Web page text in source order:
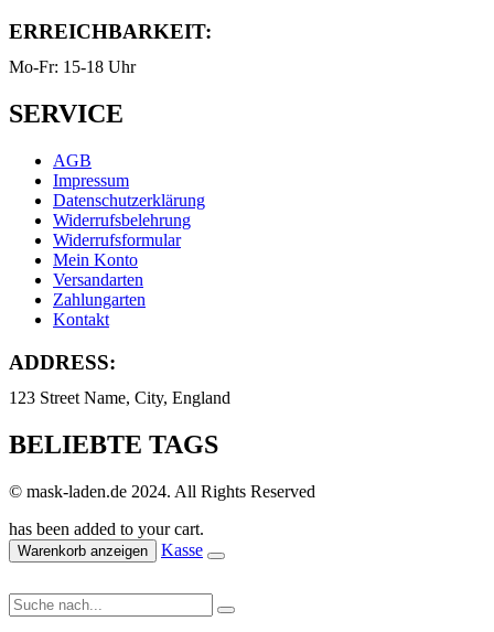
ERREICHBARKEIT:
Mo-Fr: 15-18 Uhr
SERVICE
AGB
Impressum
Datenschutzerklärung
Widerrufsbelehrung
Widerrufsformular
Mein Konto
Versandarten
Zahlungarten
Kontakt
ADDRESS:
123 Street Name, City, England
BELIEBTE TAGS
© mask-laden.de 2024. All Rights Reserved
has been added to your cart.
Warenkorb anzeigen Kasse